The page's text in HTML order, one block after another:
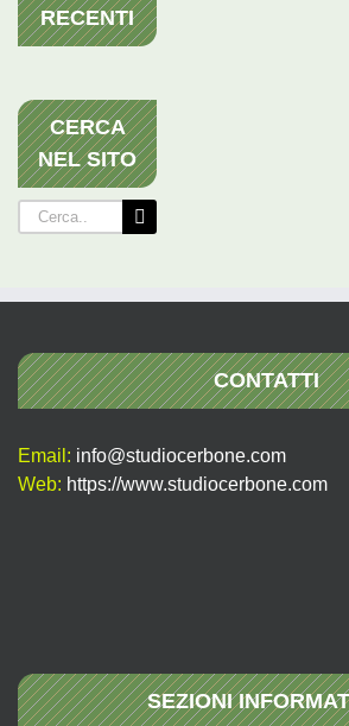
RECENTI
CERCA
NEL SITO
Cerca
per:
CONTATTI
Email: info@studiocerbone.com
Web: https://www.studiocerbone.com
SEZIONI